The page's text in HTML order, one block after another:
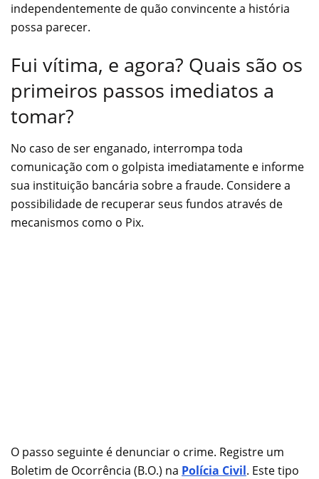
independentemente de quão convincente a história
possa parecer.
Fui vítima, e agora? Quais são os
primeiros passos imediatos a
tomar?
No caso de ser enganado, interrompa toda
comunicação com o golpista imediatamente e informe
sua instituição bancária sobre a fraude. Considere a
possibilidade de recuperar seus fundos através de
mecanismos como o Pix.
O passo seguinte é denunciar o crime. Registre um
Boletim de Ocorrência (B.O.) na Polícia Civil. Este tipo